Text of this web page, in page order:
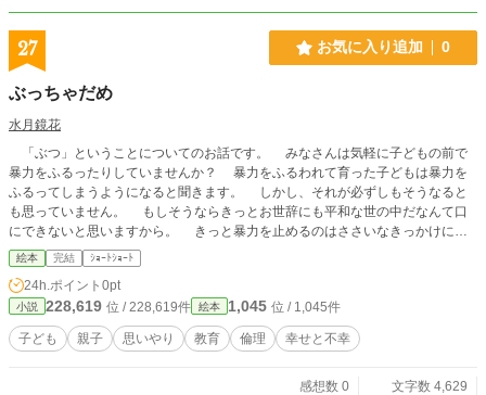
27 お気に入り追加 0
ぶっちゃだめ
水月鏡花
「ぶつ」ということについてのお話です。 みなさんは気軽に子どもの前で
暴力をふるったりしていませんか？ 暴力をふるわれて育った子どもは暴力を
ふるってしまうようになると聞きます。 しかし、それが必ずしもそうなると
も思っていません。 もしそうならきっとお世辞にも平和な世の中だなんて口
にできないと思いますから。 きっと暴力を止めるのはささいなきっかけにす
ぎないでしょう。 子どもは子ども故になんでも真っ直ぐに受け止めてしまい
ます。 だからこそ、なぜ「ぶつ」ことがだめなのか、 どうしてしてはいけ
ないのかを教え、伝えたい。 二度目になりますが、これはそういうお話で
す。
絵本 完結 ｼｮｰﾄｼｮｰﾄ
24h.ポイント 0pt
小説 228,619 位 / 228,619件 絵本 1,045 位 / 1,045件
子ども 親子 思いやり 教育 倫理 幸せと不幸
感想数 0
文字数 4,629